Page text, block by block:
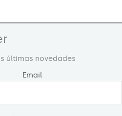
últimas novedades
Email